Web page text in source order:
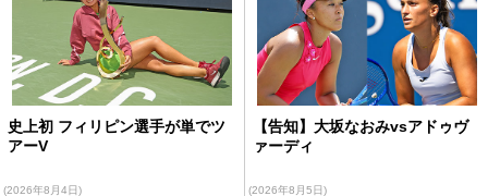
史上初 フィリピン選手が単でツ
アーV
(2026年8月4日)
【告知】大坂なおみvsアドゥヴ
ァーディ
(2026年8月5日)